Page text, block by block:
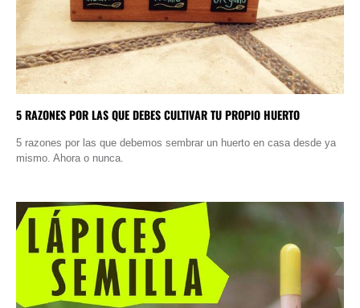
5 RAZONES POR LAS QUE DEBES CULTIVAR TU PROPIO HUERTO
5 razones por las que debemos sembrar un huerto en casa desde ya
mismo. Ahora o nunca.